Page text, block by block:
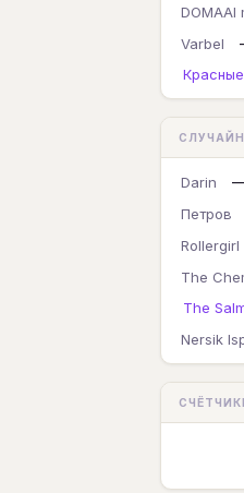
DOMAAI
Varbel
Darin
Петров
Rollergirl
The
The
Nersik